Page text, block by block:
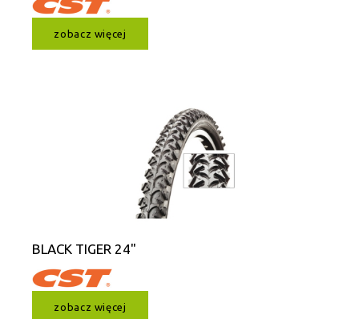
zobacz więcej
BLACK TIGER 24"
zobacz więcej